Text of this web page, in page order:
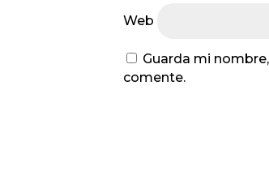
Web
Guarda mi
comente.